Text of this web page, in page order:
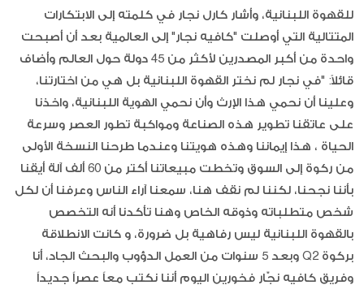
للقهوة اللبنانية، وأشار كارل نجار في كلمته إلى الابتكارات
المتتالية التي أوصلت "كافيه نجار" إلى العالمية بعد أن أصبحت
واحدة من أكبر المصدرين لأكثر من 45 دولة حول العالم وأضاف
قائلاً: "في نجار لم نختر القهوة اللبنانية بل هي من اختارتنا،
وعلينا أن نحمي هذا الإرث وأن نحمي الهوية اللبنانية، واخذنا
على عاتقنا تطوير هذه الصناعة ومواكبة تطور العصر وسرعة
الحياة ، هذا إيماننا وهذه هويتنا وعندما طرحنا النسخة الأولى
من ركوة إلى السوق وتخطت مبيعاتنا أكتر من 60 ألف آلة أيقنا
بأننا نجحنا، لكننا لم نقف هنا، سمعنا آراء الناس وعرفنا أن لكل
شخص متطلباته وذوقه الخاص وهنا تأكدنا أنه التخصص
بالقهوة اللبنانية ليس رفاهية بل ضرورة، و كانت الانطلاقة
بركوة Q2 وبعد 5 سنوات من العمل الدؤوب والبحث الجاد، أنا
وفريق كافيه نجّار فخورين اليوم أننا نكتب معاً عصراً جديداً